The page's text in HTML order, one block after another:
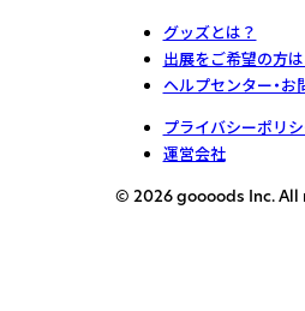
グッズとは？
出展をご希望の方
ヘルプセンター・お
プライバシーポリ
運営会社
© 2026 goooods Inc. All